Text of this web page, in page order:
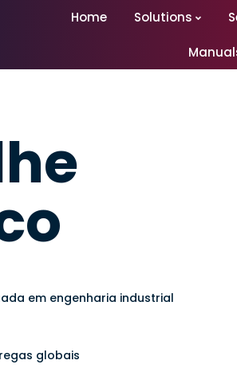
Home Solutions
em engenharia industrial
globais